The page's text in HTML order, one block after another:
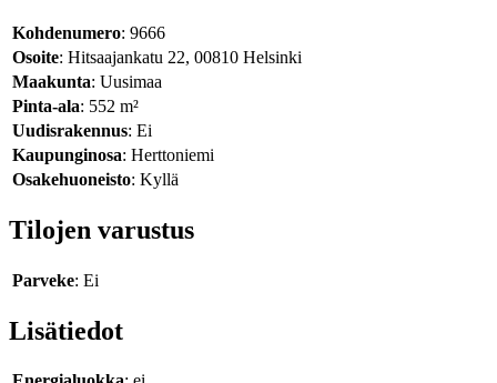
Kohdenumero: 9666
Osoite: Hitsaajankatu 22, 00810 Helsinki
Maakunta: Uusimaa
Pinta-ala: 552 m²
Uudisrakennus: Ei
Kaupunginosa: Herttoniemi
Osakehuoneisto: Kyllä
Tilojen varustus
Parveke: Ei
Lisätiedot